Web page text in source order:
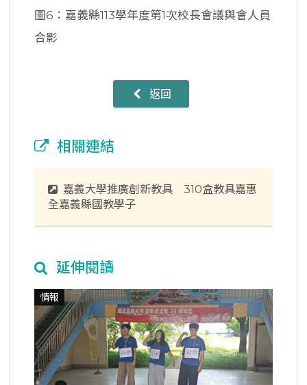
圖6：嘉義縣113學年度第1次校長會議與會人員
合影
返回
相關連結
嘉義大學推廣創新教具 310盒教具嘉惠
全嘉義縣國教學子
延伸閱讀
情報